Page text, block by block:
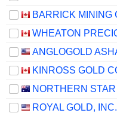
ROYAL GOLD, INC.